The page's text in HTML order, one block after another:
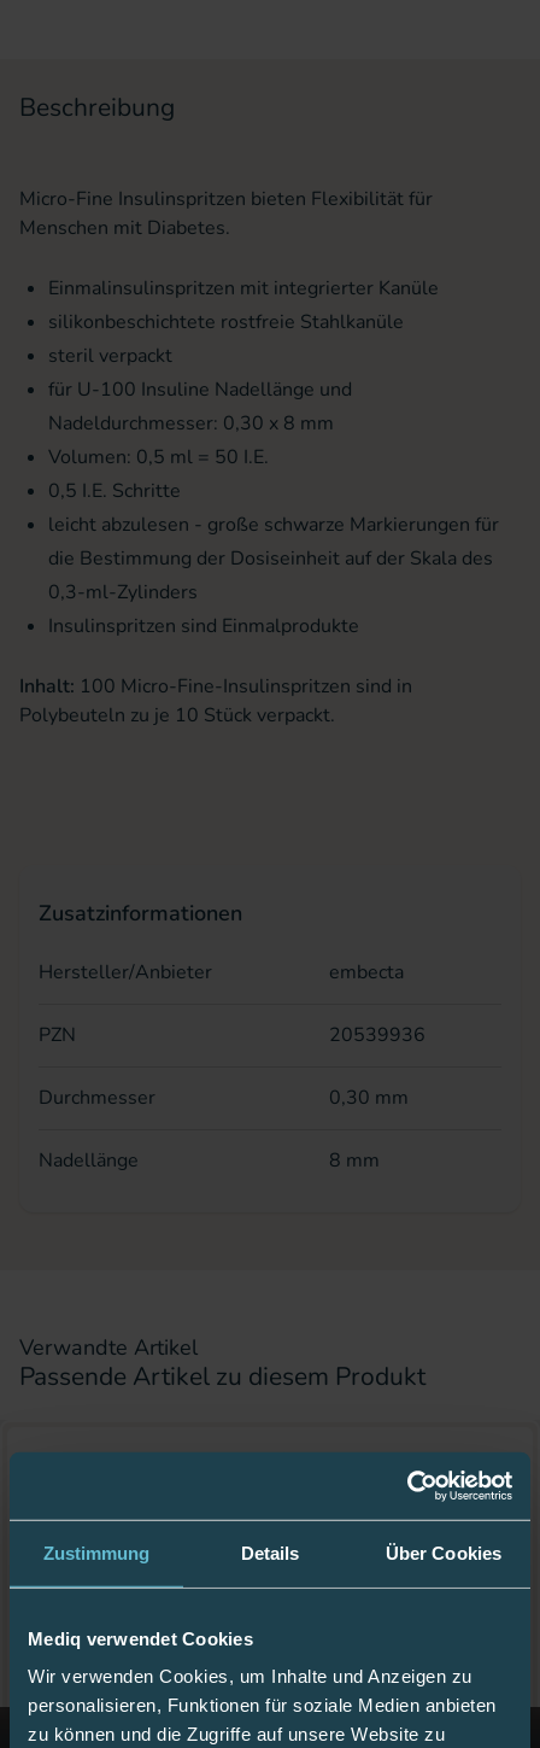
Zustimmung Details Über Cookies
Mediq verwendet Cookies
Wir verwenden Cookies, um Inhalte und Anzeigen zu
personalisieren, Funktionen für soziale Medien anbieten
zu können und die Zugriffe auf unsere Website zu
Beschreibung
Micro-Fine Insulinspritzen bieten Flexibilität für
Menschen mit Diabetes.
Einmalinsulinspritzen mit integrierter Kanüle
silikonbeschichtete rostfreie Stahlkanüle
steril verpackt
für U-100 Insuline Nadellänge und
Nadeldurchmesser: 0,30 x 8 mm
Volumen: 0,5 ml = 50 I.E.
0,5 I.E. Schritte
leicht abzulesen - große schwarze Markierungen für
die Bestimmung der Dosiseinheit auf der Skala des
0,3-ml-Zylinders
Insulinspritzen sind Einmalprodukte
Inhalt: 100 Micro-Fine-Insulinspritzen sind in
Polybeuteln zu je 10 Stück verpackt.
Zusatzinformationen
Hersteller/Anbieter embecta
PZN 20539936
Durchmesser 0,30 mm
Nadellänge 8 mm
Verwandte Artikel
Passende Artikel zu diesem Produkt